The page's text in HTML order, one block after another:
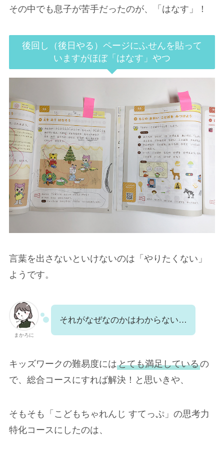
その中でも息子が苦手だったのが、「はなす」！
後回し（後日やる）ページにふせんを貼って
いますがほぼ「はなす」やつ
言葉を出さないといけないのは「やりたくない」
ようです。
まかろに
それがなぜなのかはわからない…
キッズワークの難易度にはとても満足しているの
で、総合コースにすれば解決！と思いきや、
そもそも「こどもちゃれんじ すてっぷ」の思考力
特化コースにしたのは、